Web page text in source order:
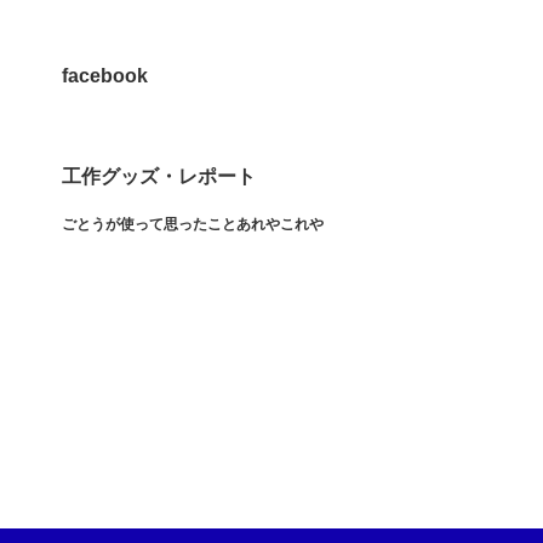
facebook
工作グッズ・レポート
ごとうが使って思ったことあれやこれや